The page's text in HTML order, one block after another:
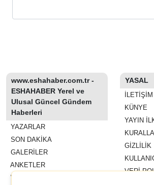
www.eshahaber.com.tr -
ESHAHABER Yerel ve
Ulusal Güncel Gündem
Haberleri
YAZARLAR
SON DAKİKA
GALERİLER
ANKETLER
WİKİ
YASAL
İLETIŞIM
KÜNYE
YAYIN
GIZLILIK
VERI